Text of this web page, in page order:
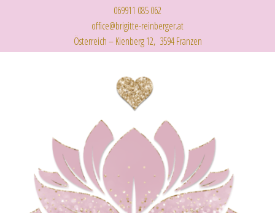
069911 085 062
office@brigitte-reinberger.at
Österreich – Kienberg 12, 3594 Franzen